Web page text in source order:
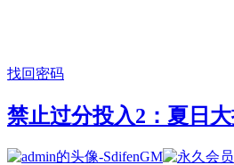
找回密码
禁止过分投入2：夏日